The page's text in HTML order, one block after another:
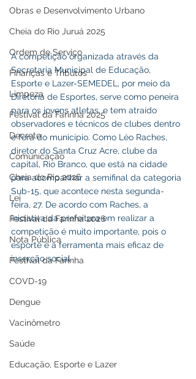
Obras e Desenvolvimento Urbano
Cheia do Rio Juruá 2025
Ordem de Serviço
Finanças e Tributos
Limpeza
Festival da Farinha 2025
Decreto
Comunicação
Cheia do Rio 2026
Lei
Festival da Farinha 2026
Nota Pública
Festival da Farinha
COVD-19
Dengue
Vacinômetro
Saúde
Educação, Esporte e Lazer
A competição organizada através da
Secretaria Municipal de Educação,
Esporte e Lazer-SEMEDEL, por meio da
Diretoria de Esportes, serve como peneira
para os jovens atletas, e tem atraído
observadores e técnicos de clubes dentro
e fora do município. Como Léo Raches,
diretor do Santa Cruz Acre, clube da
capital, Rio Branco, que está na cidade
para acompanhar a semifinal da categoria
Sub-15, que acontece nesta segunda-
feira, 27. De acordo com Raches, a
iniciativa da prefeitura em realizar a
competição é muito importante, pois o
esporte é a ferramenta mais eficaz de
inserção social.